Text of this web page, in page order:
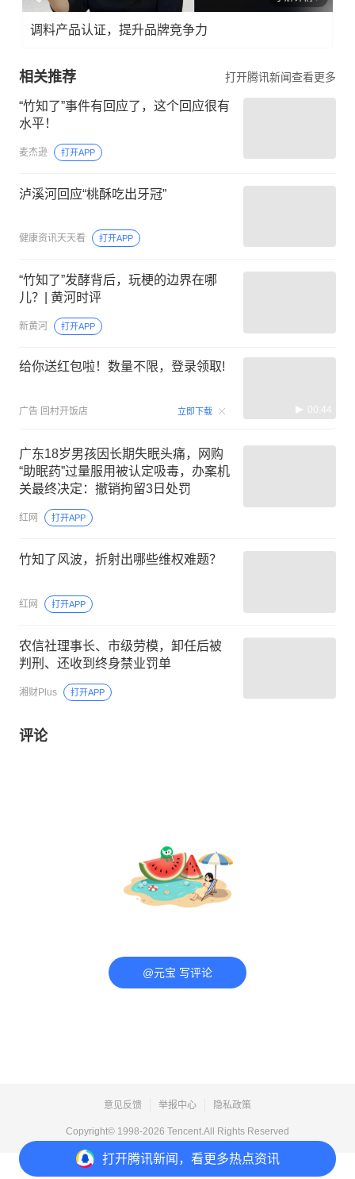
打开腾讯新闻，看更多热点资讯
调料产品认证，提升品牌竞争力
相关推荐 打开腾讯新闻查看更多
“竹知了”事件有回应了，这个回应很有
水平！
麦杰逊 打开APP
泸溪河回应“桃酥吃出牙冠”
健康资讯天天看 打开APP
“竹知了”发酵背后，玩梗的边界在哪
儿？| 黄河时评
新黄河 打开APP
给你送红包啦！数量不限，登录领取!
广告 回村开饭店 立即下载 00:44
广东18岁男孩因长期失眠头痛，网购
“助眠药”过量服用被认定吸毒，办案机
关最终决定：撤销拘留3日处罚
红网 打开APP
竹知了风波，折射出哪些维权难题？
红网 打开APP
农信社理事长、市级劳模，卸任后被
判刑、还收到终身禁业罚单
湘财Plus 打开APP
评论
@元宝 写评论
意见反馈 举报中心 隐私政策
Copyright© 1998-2026 Tencent.All Rights Reserved